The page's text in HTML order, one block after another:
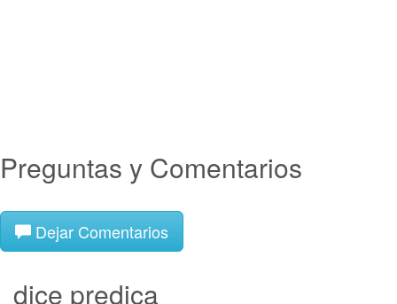
Preguntas y Comentarios
Dejar Comentarios
dice predica